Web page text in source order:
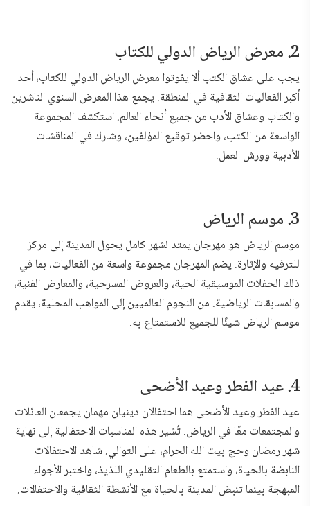
2. معرض الرياض الدولي للكتاب
يجب على عشاق الكتب ألا يفوتوا معرض الرياض الدولي للكتاب، أحد
أكبر الفعاليات الثقافية في المنطقة. يجمع هذا المعرض السنوي الناشرين
والكتاب وعشاق الأدب من جميع أنحاء العالم. استكشف المجموعة
الواسعة من الكتب، واحضر توقيع المؤلفين، وشارك في المناقشات
الأدبية وورش العمل.
3. موسم الرياض
موسم الرياض هو مهرجان يمتد لشهر كامل يحول المدينة إلى مركز
للترفيه والإثارة. يضم المهرجان مجموعة واسعة من الفعاليات، بما في
ذلك الحفلات الموسيقية الحية، والعروض المسرحية، والمعارض الفنية،
والمسابقات الرياضية. من النجوم العالميين إلى المواهب المحلية، يقدم
موسم الرياض شيئًا للجميع للاستمتاع به.
4. عيد الفطر وعيد الأضحى
عيد الفطر وعيد الأضحى هما احتفالان دينيان مهمان يجمعان العائلات
والمجتمعات معًا في الرياض. تُشير هذه المناسبات الاحتفالية إلى نهاية
شهر رمضان وحج بيت الله الحرام، على التوالي. شاهد الاحتفالات
النابضة بالحياة، واستمتع بالطعام التقليدي اللذيذ، واختبر الأجواء
المبهجة بينما تنبض المدينة بالحياة مع الأنشطة الثقافية والاحتفالات.